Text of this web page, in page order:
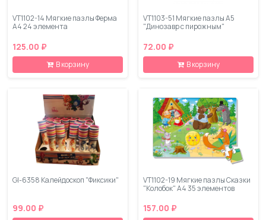
VT1102-14 Мягкие пазлы Ферма
А4 24 элемента
125.00 ₽
В корзину
VT1103-51 Мягкие пазлы А5
"Динозавр с пирожным"
72.00 ₽
В корзину
GI-6358 Калейдоскоп "Фиксики"
99.00 ₽
VT1102-19 Мягкие пазлы Сказки
"Колобок" А4 35 элементов
157.00 ₽